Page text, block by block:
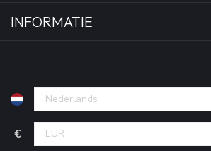
INFORMATIE
€